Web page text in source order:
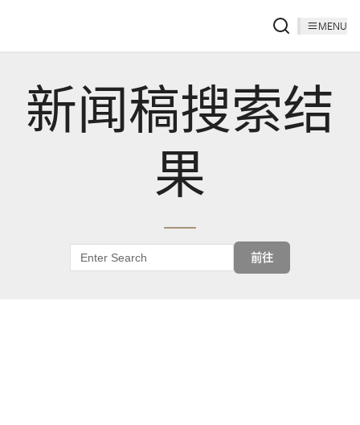
MENU
新闻稿搜索结
果
前往